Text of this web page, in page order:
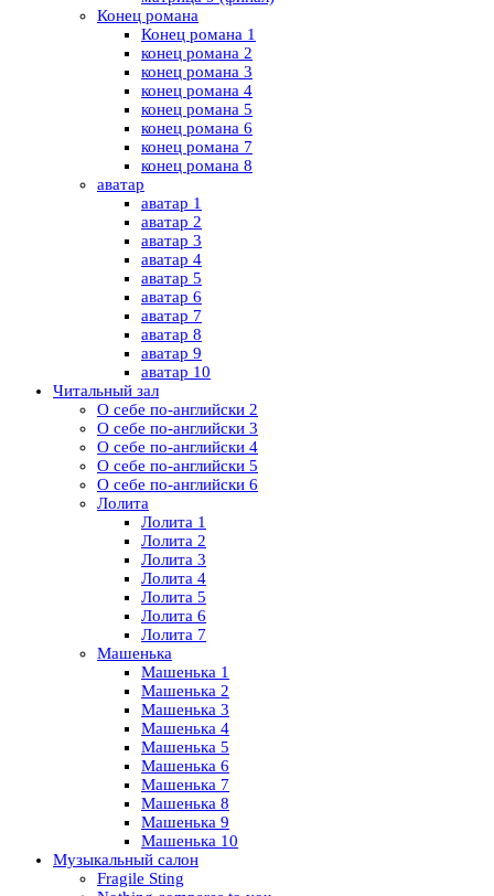
Конец романа
Конец романа 1
конец романа 2
конец романа 3
конец романа 4
конец романа 5
конец романа 6
конец романа 7
конец романа 8
аватар
аватар 1
аватар 2
аватар 3
аватар 4
аватар 5
аватар 6
аватар 7
аватар 8
аватар 9
аватар 10
Читальный зал
О себе по-английски 2
О себе по-английски 3
О себе по-английски 4
О себе по-английски 5
О себе по-английски 6
Лолита
Лолита 1
Лолита 2
Лолита 3
Лолита 4
Лолита 5
Лолита 6
Лолита 7
Машенька
Машенька 1
Машенька 2
Машенька 3
Машенька 4
Машенька 5
Машенька 6
Машенька 7
Машенька 8
Машенька 9
Машенька 10
Музыкальный салон
Fragile Sting